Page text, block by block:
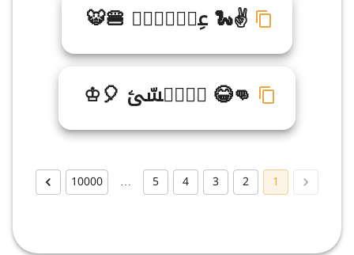
✌🐍 عِيࣺس۬ىࣼ 🍔🐯
👊😂 عࣽيࣴسّىۧ 🎈♔
1
2
3
4
5
…
10000